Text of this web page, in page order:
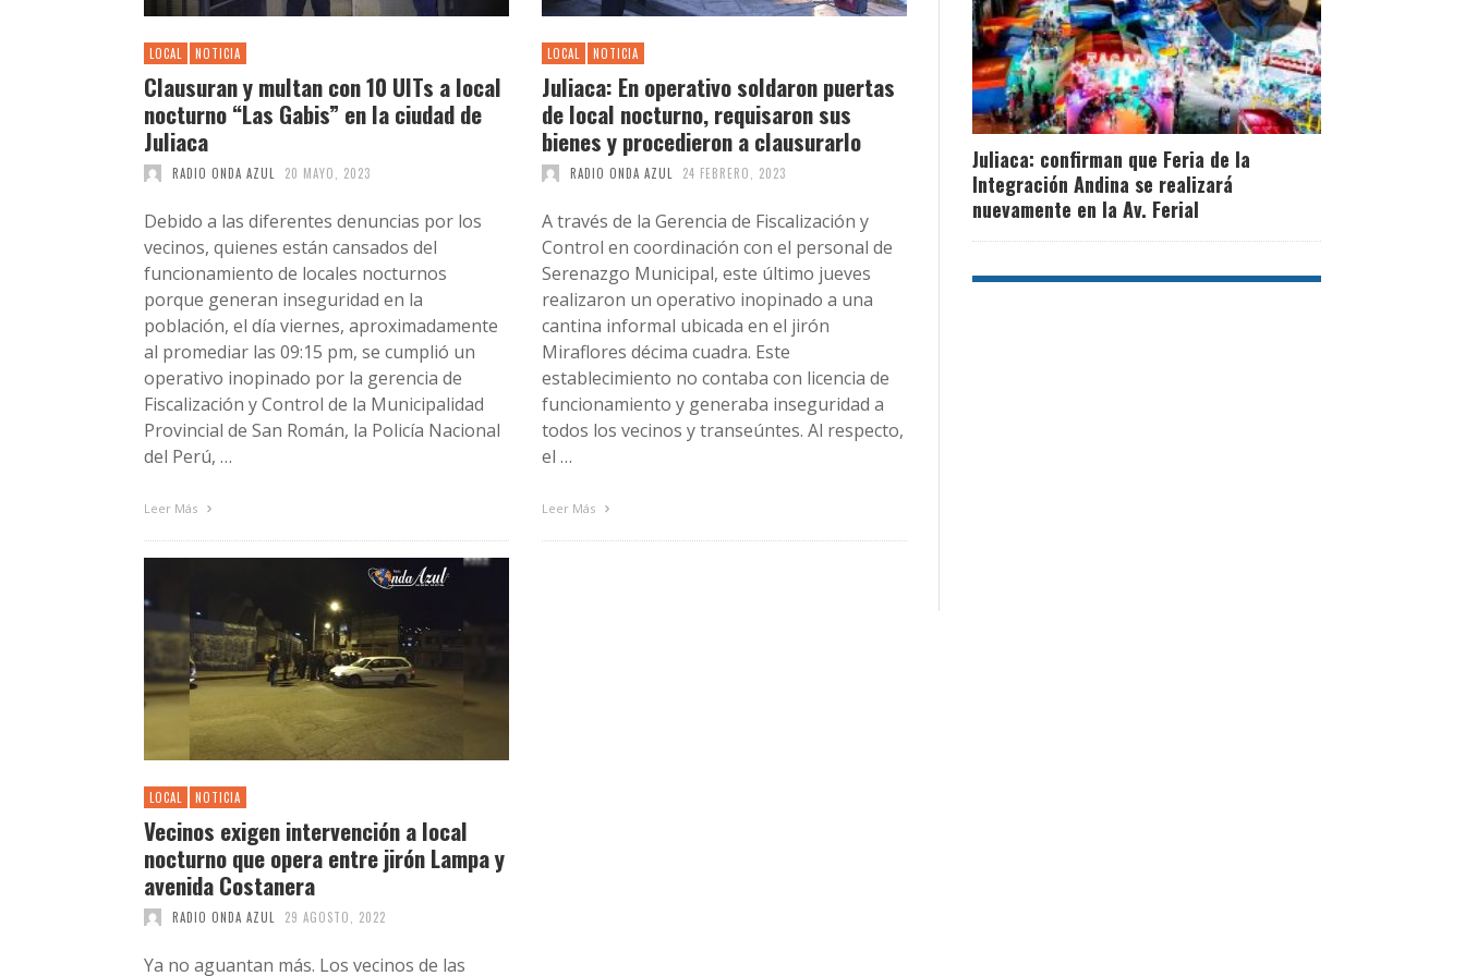
LOCAL NOTICIA
Clausuran y multan con 10 UITs a local
nocturno “Las Gabis” en la ciudad de
Juliaca
RADIO ONDA AZUL 20 MAYO, 2023
Debido a las diferentes denuncias por los
vecinos, quienes están cansados del
funcionamiento de locales nocturnos
porque generan inseguridad en la
población, el día viernes, aproximadamente
al promediar las 09:15 pm, se cumplió un
operativo inopinado por la gerencia de
Fiscalización y Control de la Municipalidad
Provincial de San Román, la Policía Nacional
del Perú, …
Leer Más
LOCAL NOTICIA
Juliaca: En operativo soldaron puertas
de local nocturno, requisaron sus
bienes y procedieron a clausurarlo
RADIO ONDA AZUL 24 FEBRERO, 2023
A través de la Gerencia de Fiscalización y
Control en coordinación con el personal de
Serenazgo Municipal, este último jueves
realizaron un operativo inopinado a una
cantina informal ubicada en el jirón
Miraflores décima cuadra. Este
establecimiento no contaba con licencia de
funcionamiento y generaba inseguridad a
todos los vecinos y transeúntes. Al respecto,
el …
Leer Más
LOCAL NOTICIA
Vecinos exigen intervención a local
nocturno que opera entre jirón Lampa y
avenida Costanera
RADIO ONDA AZUL 29 AGOSTO, 2022
Ya no aguantan más. Los vecinos de las
Juliaca: confirman que Feria de la
Integración Andina se realizará
nuevamente en la Av. Ferial